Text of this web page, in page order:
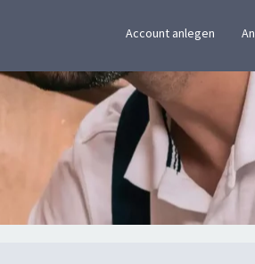
Account anlegen